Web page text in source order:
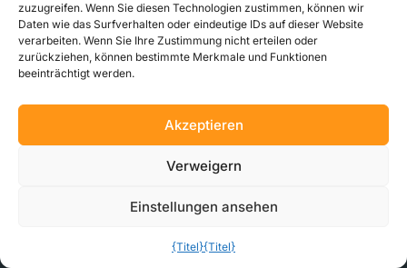
zuzugreifen. Wenn Sie diesen Technologien zustimmen, können wir
Daten wie das Surfverhalten oder eindeutige IDs auf dieser Website
verarbeiten. Wenn Sie Ihre Zustimmung nicht erteilen oder
zurückziehen, können bestimmte Merkmale und Funktionen
beeinträchtigt werden.
Akzeptieren
Verweigern
Einstellungen ansehen
{Titel}{Titel}
WIE ES FUNKTIONIERT
Wie MakerVerse funktioniert
Zuverlässige Fertigung für Ihre Lieferkette
IP-Schutz
Qualitätskontrolle
Sofortige Angebote
Business-Lösungen